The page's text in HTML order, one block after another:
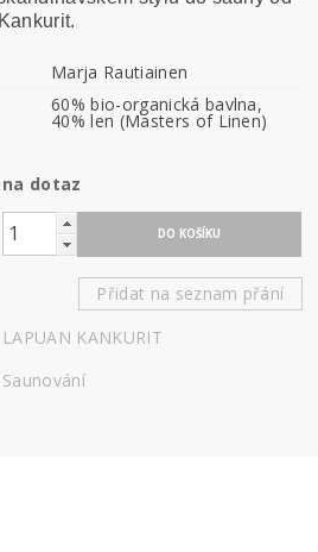
Marja Rautiainen
60% bio-organická bavlna,
40% len (Masters of Linen)
na dotaz
Přidat na seznam přání
LAPUAN KANKURIT
Saunování